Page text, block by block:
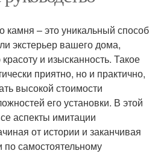
камня – это уникальный способ
экстерьер вашего дома,
и изысканность. Такое
приятно, но и практично,
высокой стоимости
его установки. В этой
аспекты имитации
от истории и заканчивая
по самостоятельному